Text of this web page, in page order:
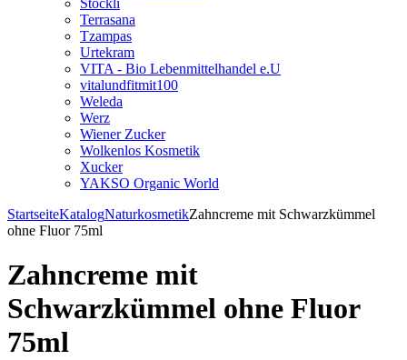
Stöckli
Terrasana
Tzampas
Urtekram
VITA - Bio Lebenmittelhandel e.U
vitalundfitmit100
Weleda
Werz
Wiener Zucker
Wolkenlos Kosmetik
Xucker
YAKSO Organic World
StartseiteKatalogNaturkosmetikZahncreme mit Schwarzkümmel
ohne Fluor 75ml
Zahncreme mit
Schwarzkümmel ohne Fluor
75ml